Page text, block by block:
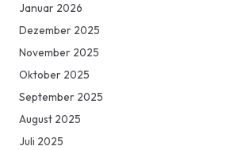
Januar 2026
Dezember 2025
November 2025
Oktober 2025
September 2025
August 2025
Juli 2025